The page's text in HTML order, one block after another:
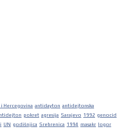
i Hercegovina antidayton antidejtonska
pokret agresija Sarajevo 1992 genocid
UN godišnjica Srebrenica 1994 masakr logor